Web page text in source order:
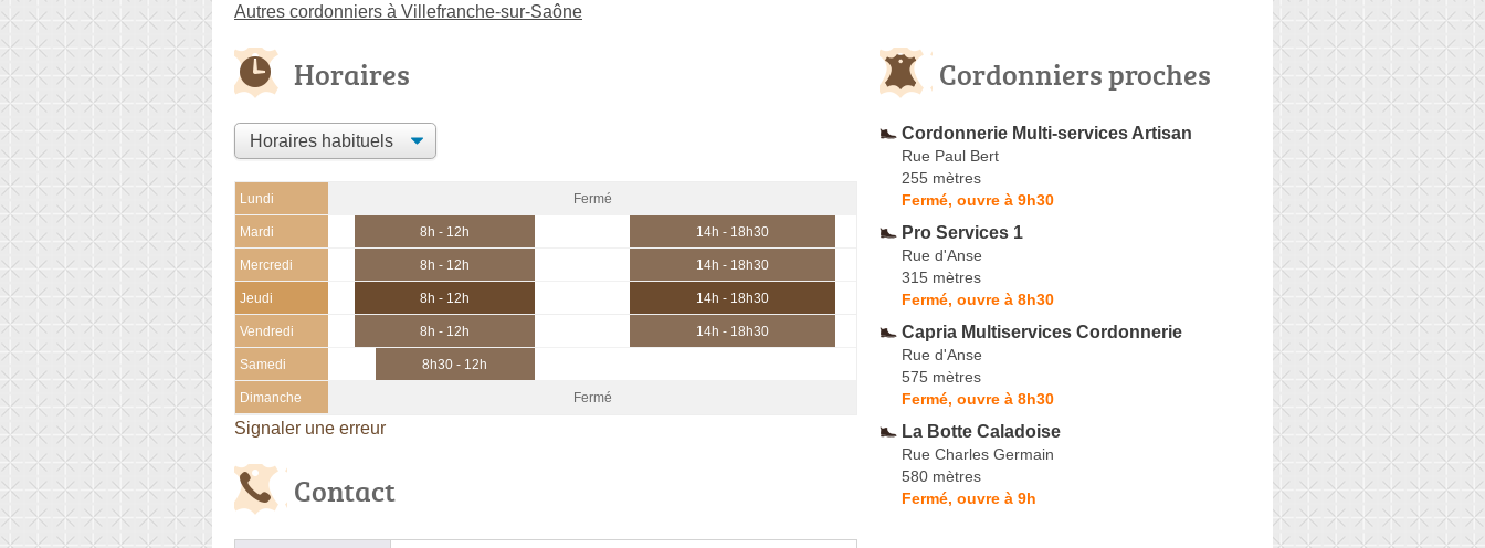
Autres cordonniers à Villefranche-sur-Saône
Horaires
Lundi Fermé
Mardi 8h - 12h 14h - 18h30
Mercredi 8h - 12h 14h - 18h30
Jeudi 8h - 12h 14h - 18h30
Vendredi 8h - 12h 14h - 18h30
Samedi 8h30 - 12h
Dimanche Fermé
Signaler une erreur
Contact
Cordonniers proches
Cordonnerie Multi-services Artisan
Rue Paul Bert
255 mètres
Fermé, ouvre à 9h30
Pro Services 1
Rue d'Anse
315 mètres
Fermé, ouvre à 8h30
Capria Multiservices Cordonnerie
Rue d'Anse
575 mètres
Fermé, ouvre à 8h30
La Botte Caladoise
Rue Charles Germain
580 mètres
Fermé, ouvre à 9h